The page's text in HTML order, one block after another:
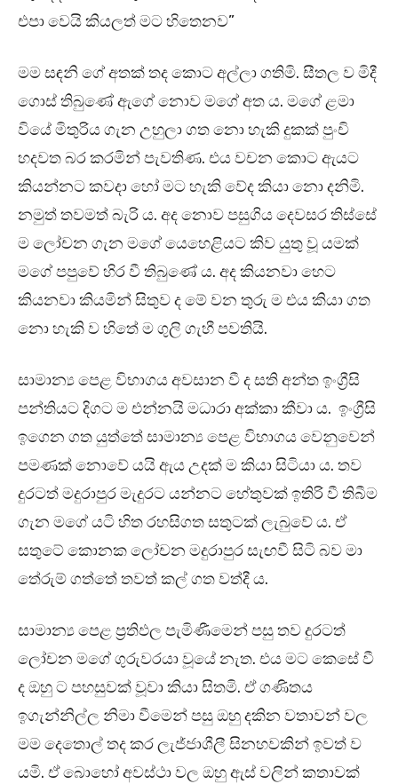
එපා වෙයි කියලත් මට හිතෙනව”
මම සඳනි ගේ අතක් තද කොට අල්ලා ගතිමි. සීතල ව මිදී
ගොස් තිබුණේ ඇගේ නොව මගේ අත ය. මගේ ළමා
වියේ මිතුරිය ගැන උහුලා ගත නො හැකි දුකක් පුංචි
හදවත බර කරමින් පැවතිණ. එය වචන කොට ඇයට
කියන්නට කවදා හෝ මට හැකි වේද කියා නො දනිමි.
නමුත් තවමත් බැරි ය. අද නොව පසුගිය දෙවසර තිස්සේ
ම ලෝචන ගැන මගේ යෙහෙළියට කිව යුතු වූ යමක්
මගේ පපුවේ හිර වී තිබුණේ ය. අද කියනවා හෙට
කියනවා කියමින් සිතුව ද මේ වන තුරු ම එය කියා ගත
නො හැකි ව හිතේ ම ගුලි ගැහී පවතියි.
සාමාන්‍ය පෙළ විභාගය අවසාන වී ද සති අන්ත ඉංග්‍රීසි
පන්තියට දිගට ම එන්නයි මධාරා අක්කා කීවා ය. ඉංග්‍රීසි
ඉගෙන ගත යුත්තේ සාමාන්‍ය පෙළ විභාගය වෙනුවෙන්
පමණක් නොවේ යයි ඇය උදක් ම කියා සිටියා ය. තව
දුරටත් මදුරාපුර මැදුරට යන්නට හේතුවක් ඉතිරි වී තිබීම
ගැන මගේ යටි හිත රහසිගත සතුටක් ලැබුවේ ය. ඒ
සතුටේ කොනක ලෝචන මදුරාපුර සැඟවී සිටි බව මා
තේරුම් ගත්තේ තවත් කල් ගත වත්දී ය.
සාමාන්‍ය පෙළ ප්‍රතිඵල පැමිණීමෙන් පසු තව දුරටත්
ලෝචන මගේ ගුරුවරයා වූයේ නැත. එය මට කෙසේ වී
ද ඔහු ට පහසුවක් වූවා කියා සිතමි. ඒ ගණිතය
ඉගැන්නිල්ල නිමා වීමෙන් පසු ඔහු දකින වතාවන් වල
මම දෙතොල් තද කර ලැජ්ජාශීලී සිනහවකින් ඉවත් ව
යමි. ඒ බොහෝ අවස්ථා වල ඔහු ඇස් වලින් කතාවක්